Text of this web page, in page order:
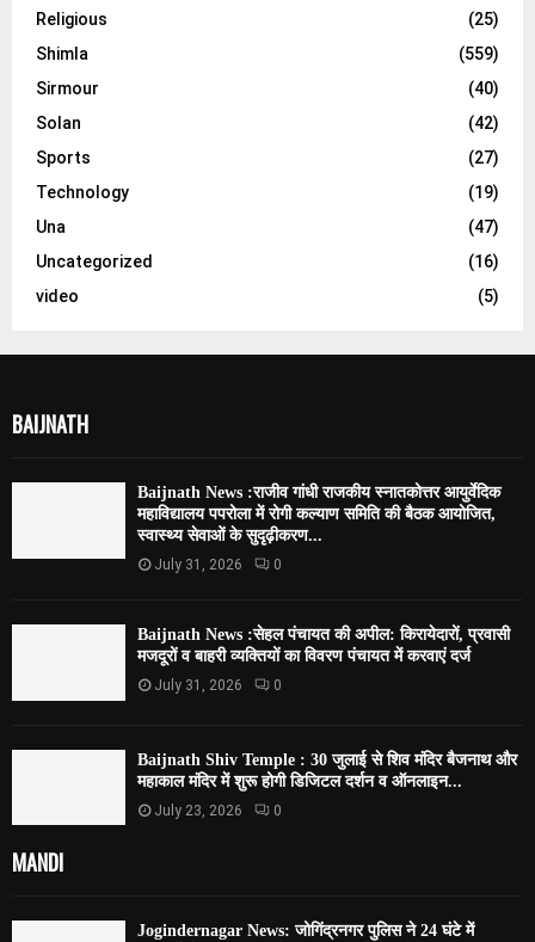
Religious
(25)
Shimla
(559)
Sirmour
(40)
Solan
(42)
Sports
(27)
Technology
(19)
Una
(47)
Uncategorized
(16)
video
(5)
BAIJNATH
Baijnath News :राजीव गांधी राजकीय स्नातकोत्तर आयुर्वेदिक
महाविद्यालय पपरोला में रोगी कल्याण समिति की बैठक आयोजित,
स्वास्थ्य सेवाओं के सुदृढ़ीकरण...
July 31, 2026 0
Baijnath News :सेहल पंचायत की अपील: किरायेदारों, प्रवासी
मजदूरों व बाहरी व्यक्तियों का विवरण पंचायत में करवाएं दर्ज
July 31, 2026 0
Baijnath Shiv Temple : 30 जुलाई से शिव मंदिर बैजनाथ और
महाकाल मंदिर में शुरू होगी डिजिटल दर्शन व ऑनलाइन...
July 23, 2026 0
MANDI
Jogindernagar News: जोगिंद्रनगर पुलिस ने 24 घंटे में